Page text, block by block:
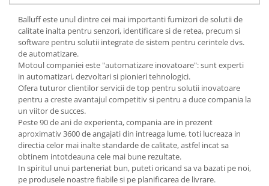
QUINT-PS
Seria Chrome
Seria CliQ II
Seria Dimensions
Seria DRA
Seria Force-GT
Seria Lyte
Seria PMT&PMC
Seria Sync
STEP-PS
TRIO-PS
TRIO-UPS
Balluff este unul dintre cei mai importanti furnizori de solutii de
calitate inalta pentru senzori, identificare si de retea, precum si
software pentru solutii integrate de sistem pentru cerintele dvs.
de automatizare.
Motoul companiei este "automatizare inovatoare": sunt experti
in automatizari, dezvoltari si pionieri tehnologici.
Ofera tuturor clientilor servicii de top pentru solutii inovatoare
pentru a creste avantajul competitiv si pentru a duce compania la
un viitor de succes.
Peste 90 de ani de experienta, compania are in prezent
aproximativ 3600 de angajati din intreaga lume, toti lucreaza in
directia celor mai inalte standarde de calitate, astfel incat sa
obtinem intotdeauna cele mai bune rezultate.
In spiritul unui parteneriat bun, puteti oricand sa va bazati pe noi,
pe produsele noastre fiabile si pe planificarea de livrare.